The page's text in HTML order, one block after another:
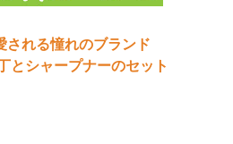
れる憧れのブランド
とシャープナーのセット